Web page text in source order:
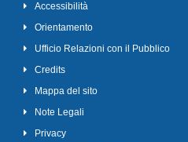
Accessibilità
Orientamento
Ufficio Relazioni con il Pubblico
Credits
Mappa del sito
Note Legali
Privacy